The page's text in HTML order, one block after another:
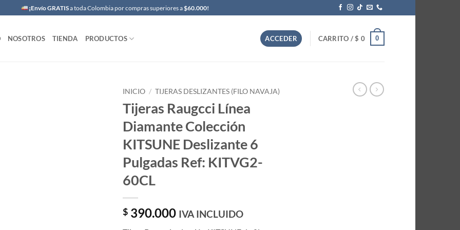
¡Envío GRATISa toda Colombia por compras superiores a$60.000!
NOSOTROS TIENDA PRODUCTOS ACCEDER CARRITO /$ 0 0
INICIO / TIJERAS DESLIZANTES (FILO NAVAJA)
Tijeras Raugcci Línea
Diamante Colección
KITSUNE Deslizante 6
Pulgadas Ref: KITVG2-
60CL
$ 390.000 IVA INCLUIDO